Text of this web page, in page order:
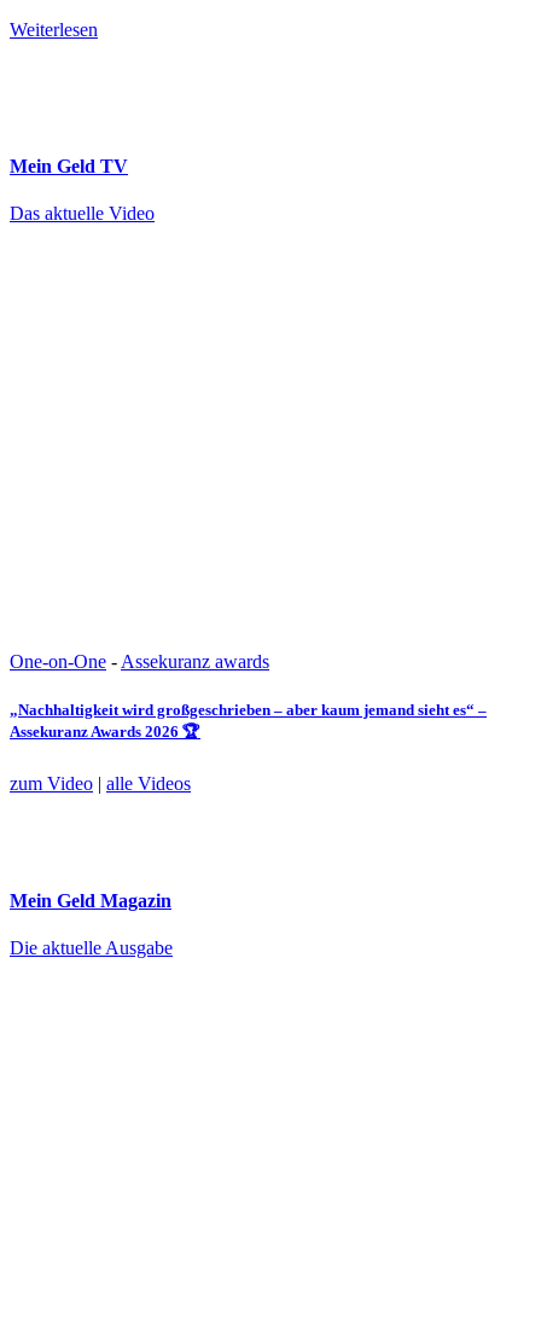
Weiterlesen
Mein Geld TV
Das aktuelle Video
One-on-One - Assekuranz awards
„Nachhaltigkeit wird großgeschrieben – aber kaum jemand sieht es“ –
Assekuranz Awards 2026 🏆
zum Video | alle Videos
Mein Geld Magazin
Die aktuelle Ausgabe